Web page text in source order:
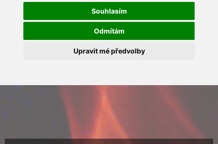
Souhlasím
Odmítám
Upravit mé předvolby